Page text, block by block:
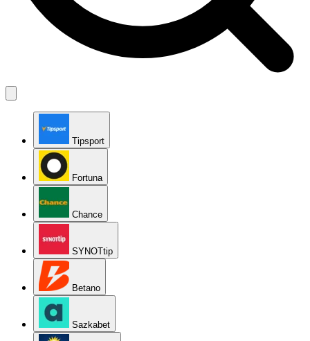
Tipsport
Fortuna
Chance
SYNOTtip
Betano
Sazkabet